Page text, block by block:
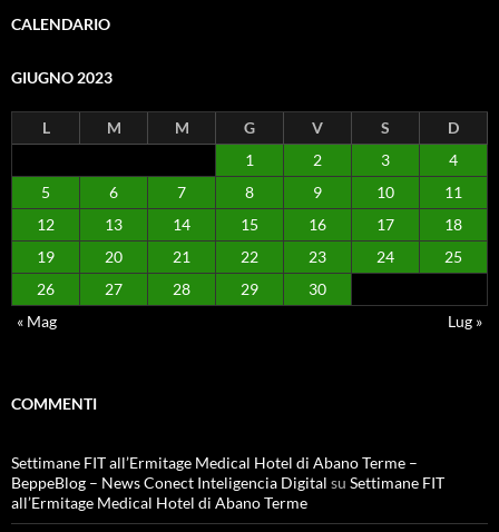
CALENDARIO
GIUGNO 2023
L M M G V S
D
1
2 3
4
5
6 7 8 9 10
11
12
13 14 15 16 17
18
19
20 21 22 23 24
25
26
27 28 29
30
« Mag
Lug »
COMMENTI
Settimane FIT all’Ermitage Medical Hotel di Abano Terme –
BeppeBlog – News Conect Inteligencia Digital su Settimane FIT
all’Ermitage Medical Hotel di Abano Terme